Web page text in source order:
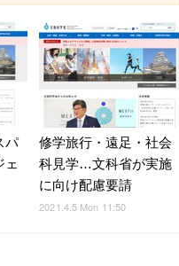
パ
ェ
修学旅行・遠足・社会
科見学…文科省が実施
に向け配慮要請
2021.4.5 Mon 11:50